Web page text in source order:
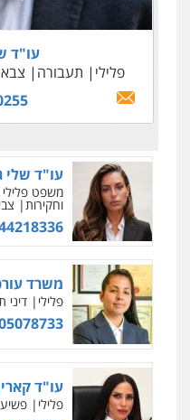
עו"ד
פלילי
תעבורה
עו"ד
פלילי תעבורה
גיל דביר
סלימאן
פלילי
עו"ד אסף
פלילי פשע
וחקירות
גל דהן –
פלילי
וחקירות